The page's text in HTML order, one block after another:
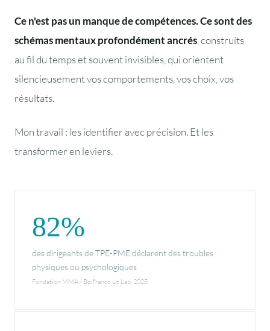
Ce n'est pas un manque de compétences. Ce sont des
schémas mentaux profondément ancrés , construits
au fil du temps et souvent invisibles, qui orientent
silencieusement vos comportements, vos choix, vos
résultats.
Mon travail : les identifier avec précision. Et les
transformer en leviers.
82%
des dirigeants de TPE-PME déclarent des troubles
physiques ou psychologiques
Fondation MMA / Bpifrance Le Lab, 2025